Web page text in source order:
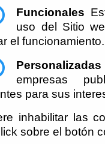
Funcionales
uso del Sitio
el funcionamiento.
Personalizadas
empresas
para sus
inhabilitar las
sobre el botón
P-0408200-D)- Plaza/
-aviso legal -